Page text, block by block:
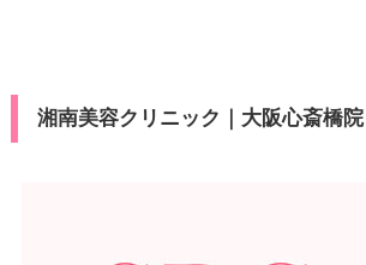
湘南美容クリニック｜大阪心斎橋